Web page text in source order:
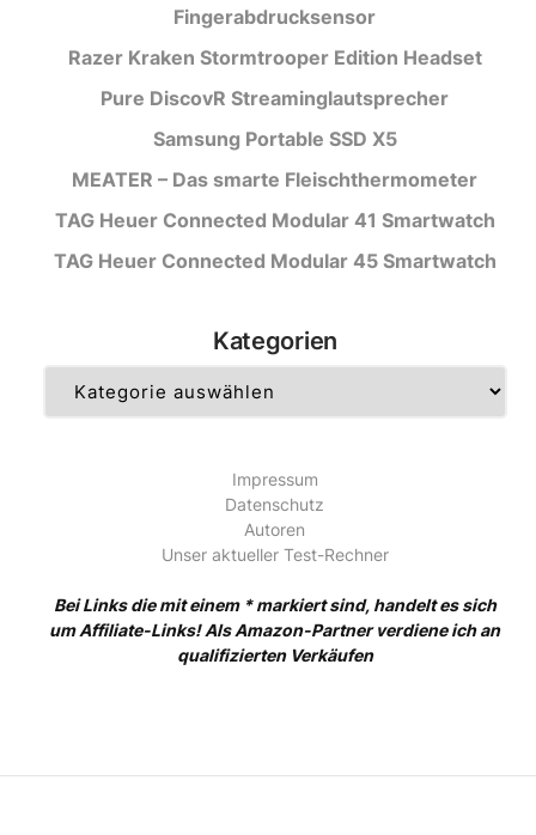
Fingerabdrucksensor
Razer Kraken Stormtrooper Edition Headset
Pure DiscovR Streaminglautsprecher
Samsung Portable SSD X5
MEATER – Das smarte Fleischthermometer
TAG Heuer Connected Modular 41 Smartwatch
TAG Heuer Connected Modular 45 Smartwatch
Kategorien
Impressum
Datenschutz
Autoren
Unser aktueller Test-Rechner
Bei Links die mit einem * markiert sind, handelt es sich
um Affiliate-Links! Als Amazon-Partner verdiene ich an
qualifizierten Verkäufen